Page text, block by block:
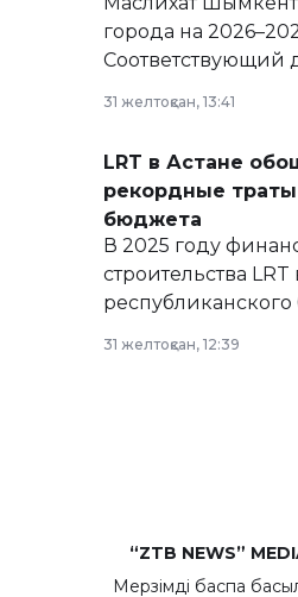
города на
Соответствующий
сайте маслихат
31 желтоқсан, 13:41
LRT в Астане
рекордные
бюджета
В 2025 году
строительства LRT
31 желтоқсан, 12:39
“ZTB NEWS”
Мерзімді баспа